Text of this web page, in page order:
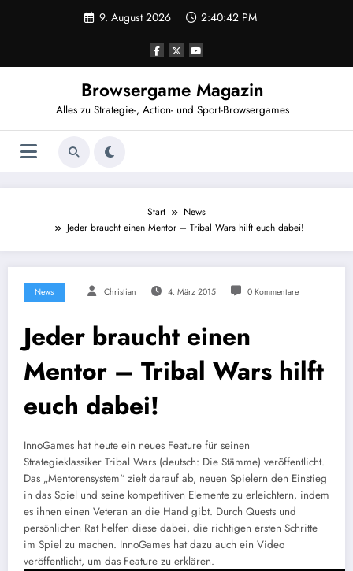
9. August 2026 2:40:42 PM
Browsergame Magazin
Alles zu Strategie-, Action- und Sport-Browsergames
Start
News
Jeder braucht einen Mentor – Tribal Wars hilft euch dabei!
News Christian 4. März 2015 0 Kommentare
Jeder braucht einen
Mentor – Tribal Wars hilft
euch dabei!
InnoGames hat heute ein neues Feature für seinen
Strategieklassiker Tribal Wars (deutsch: Die Stämme) veröffentlicht.
Das „Mentorensystem“ zielt darauf ab, neuen Spielern den Einstieg
in das Spiel und seine kompetitiven Elemente zu erleichtern, indem
es ihnen einen Veteran an die Hand gibt. Durch Quests und
persönlichen Rat helfen diese dabei, die richtigen ersten Schritte
im Spiel zu machen. InnoGames hat dazu auch ein Video
veröffentlicht, um das Feature zu erklären.